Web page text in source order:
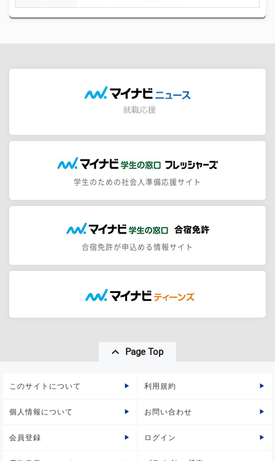
学生のための社会人準備応援サイト
合宿免許が申込める情報サイト
Page Top
このサイトについて 利用規約
個人情報について お問い合わせ
会員登録 ログイン